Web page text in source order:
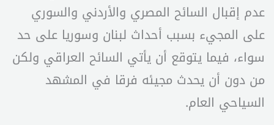
عدم إقبال السائح المصري والأردني والسوري
على المجيء بسبب أحداث لبنان وسوريا على حد
سواء، فيما يتوقع أن يأتي السائح العراقي ولكن
من دون أن يحدث مجيئه فرقا في المشهد
السياحي العام.